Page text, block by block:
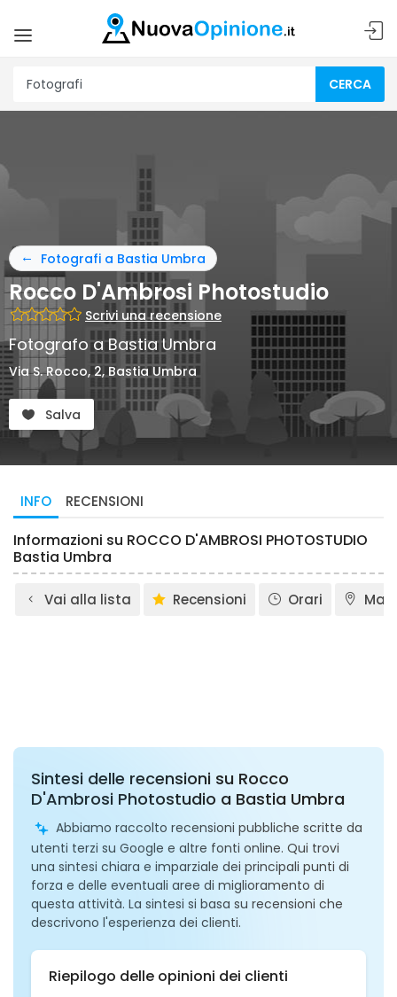
CERCA
Fotografi a Bastia Umbra
Rocco D'Ambrosi Photostudio
Scrivi una recensione
Fotografo a Bastia Umbra
Via S. Rocco, 2, Bastia Umbra
Salva
INFO RECENSIONI
Informazioni su ROCCO D'AMBROSI PHOTOSTUDIO
Bastia Umbra
Vai alla lista Recensioni Orari
Sintesi delle recensioni su Rocco
D'Ambrosi Photostudio a Bastia Umbra
Abbiamo raccolto recensioni pubbliche scritte da
utenti terzi su Google e altre fonti online. Qui trovi
una sintesi chiara e imparziale dei principali punti di
forza e delle eventuali aree di miglioramento di
questa attività. La sintesi si basa su recensioni che
descrivono l'esperienza dei clienti.
Riepilogo delle opinioni dei clienti